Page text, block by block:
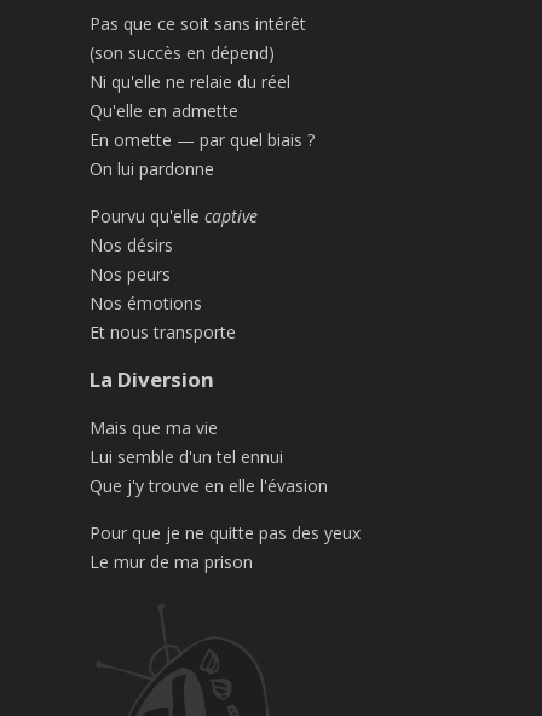
Pas que ce soit sans intérêt
(son succès en dépend)
Ni qu'elle ne relaie du réel
Qu'elle en admette
En omette — par quel biais ?
On lui pardonne
Pourvu qu'elle captive
Nos désirs
Nos peurs
Nos émotions
Et nous transporte
La Diversion
Mais que ma vie
Lui semble d'un tel ennui
Que j'y trouve en elle l'évasion
Pour que je ne quitte pas des yeux
Le mur de ma prison